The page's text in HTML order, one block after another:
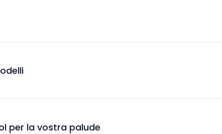
per la vostra palude